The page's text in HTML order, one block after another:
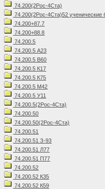
74.200(2Рос-4Ста)
74.200(2Рос-4Ста)52 ученические
74.200+87.7
74.200+88.8
74.200.5
74.200.5 А23
74.200.5 В60
74.200.5 К17
74.200.5 К75
74.200.5 М42
74.200.5 У11
74.200.5(2Рос-4Ста)
74.200.50
74.200.50(2Рос-4Ста)
74.200.51
74.200.51 З-93
74.200.51 Л77
74.200.51 П77
74.200.52
74.200.52 К35
74.200.52 К59